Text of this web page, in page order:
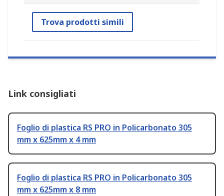
Trova prodotti simili
Link consigliati
Foglio di plastica RS PRO in Policarbonato 305
mm x 625mm x 4 mm
Foglio di plastica RS PRO in Policarbonato 305
mm x 625mm x 8 mm